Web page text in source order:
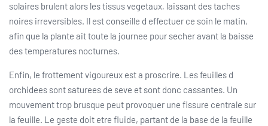
solaires brulent alors les tissus vegetaux, laissant des taches
noires irreversibles. Il est conseille d effectuer ce soin le matin,
afin que la plante ait toute la journee pour secher avant la baisse
des temperatures nocturnes.
Enfin, le frottement vigoureux est a proscrire. Les feuilles d
orchidees sont saturees de seve et sont donc cassantes. Un
mouvement trop brusque peut provoquer une fissure centrale sur
la feuille. Le geste doit etre fluide, partant de la base de la feuille